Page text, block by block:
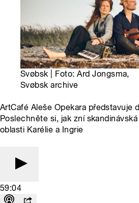
Svøbsk | Foto: Ard Jongsma,
Svøbsk archive
ArtCafé Aleše Opekara představuje
Poslechněte si, jak zní
oblasti Karélie a Ingrie
59:04